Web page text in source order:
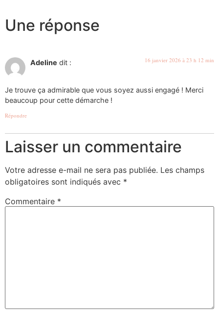
Une réponse
Adeline dit : 16 janvier 2026 à 23 h 12 min
Je trouve ça admirable que vous soyez aussi engagé ! Merci
beaucoup pour cette démarche !
Répondre
Laisser un commentaire
Votre adresse e-mail ne sera pas publiée. Les champs
obligatoires sont indiqués avec *
Commentaire *